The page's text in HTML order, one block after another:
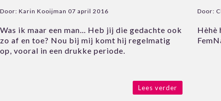
Door: Karin Kooijman 07 april 2016
Was ik maar een man... Heb jij die gedachte ook
zo af en toe? Nou bij mij komt hij regelmatig
op, vooral in een drukke periode.
Lees verder
Door:
Hèhè